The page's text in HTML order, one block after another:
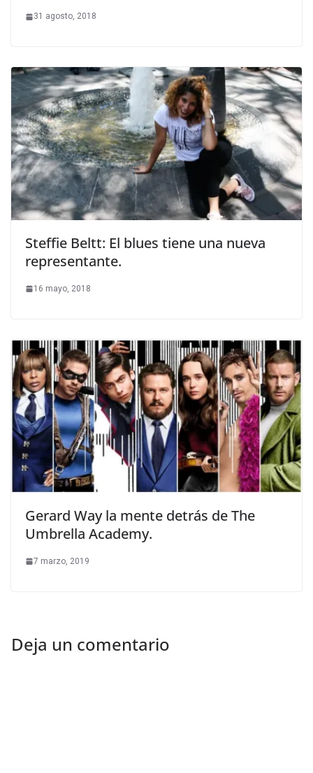
31 agosto, 2018
Steffie Beltt: El blues tiene una nueva
representante.
16 mayo, 2018
Gerard Way la mente detrás de The
Umbrella Academy.
7 marzo, 2019
Deja un comentario